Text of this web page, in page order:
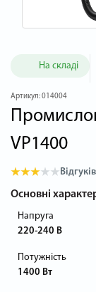
На складі
Артикул:014004
VP1400
Основні
Напруга
220-240 В
Потужність
1400 Вт